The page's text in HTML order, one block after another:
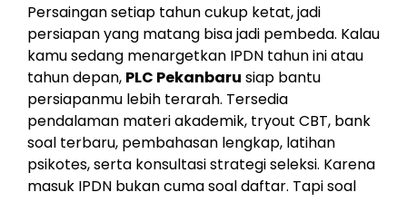
Persaingan setiap tahun cukup ketat, jadi
persiapan yang matang bisa jadi pembeda. Kalau
kamu sedang menargetkan IPDN tahun ini atau
tahun depan, PLC Pekanbaru siap bantu
persiapanmu lebih terarah. Tersedia
pendalaman materi akademik, tryout CBT, bank
soal terbaru, pembahasan lengkap, latihan
psikotes, serta konsultasi strategi seleksi. Karena
masuk IPDN bukan cuma soal daftar. Tapi soal